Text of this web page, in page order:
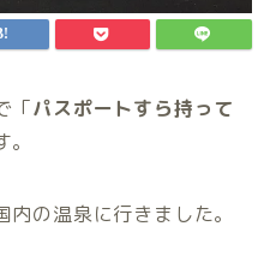
「パスポートすら持って
の温泉に行きました。